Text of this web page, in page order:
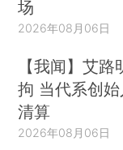
场
2026年08月06日
【我闻】艾
拘 当代系创
清算
2026年08月06日